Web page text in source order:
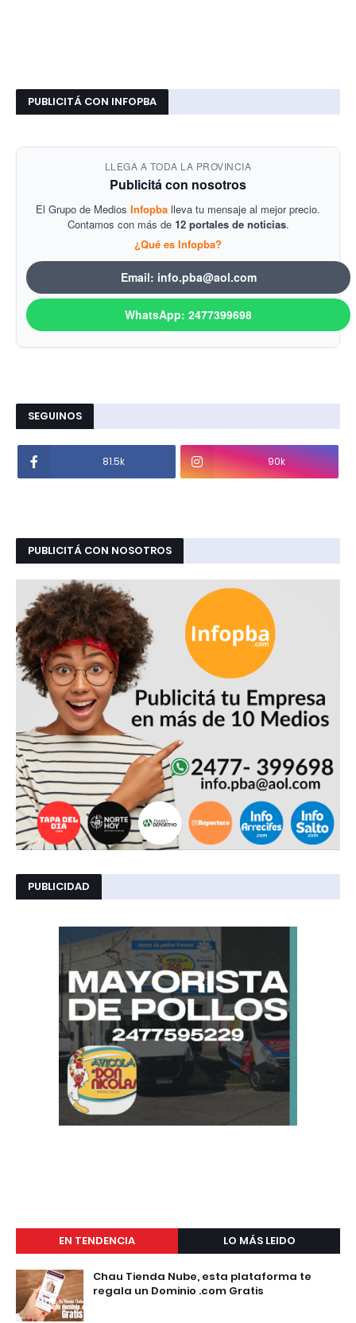
PUBLICITÁ CON INFOPBA
LLEGA A TODA LA PROVINCIA
Publicitá con nosotros
El Grupo de Medios Infopba lleva tu mensaje al mejor precio.
Contamos con más de 12 portales de noticias.
¿Qué es Infopba?
Email: info.pba@aol.com
WhatsApp: 2477399698
SEGUINOS
81.5k 90k
PUBLICITÁ CON NOSOTROS
PUBLICIDAD
EN TENDENCIA LO MÁS LEIDO
Chau Tienda Nube, esta plataforma te
regala un Dominio .com Gratis